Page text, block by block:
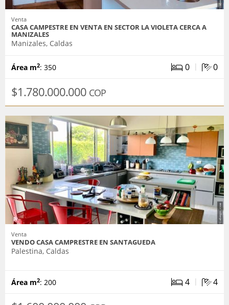
Venta
CASA CAMPESTRE EN VENTA EN SECTOR LA VIOLETA CERCA A
MANIZALES
Manizales, Caldas
Área m2: 350 0 | 0
$1.780.000.000 COP
Venta
VENDO CASA CAMPRESTRE EN SANTAGUEDA
Palestina, Caldas
Área m2: 200 4 | 4